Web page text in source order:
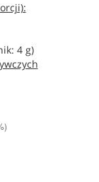
4 g)